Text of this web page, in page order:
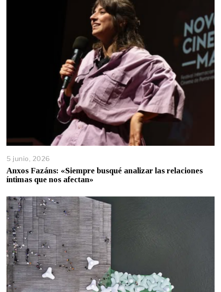
5 junio, 2026
Anxos Fazáns: «Siempre busqué analizar las relaciones
íntimas que nos afectan»